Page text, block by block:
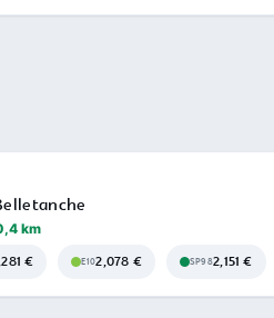
km
€ E102,078 € SP982,151 €